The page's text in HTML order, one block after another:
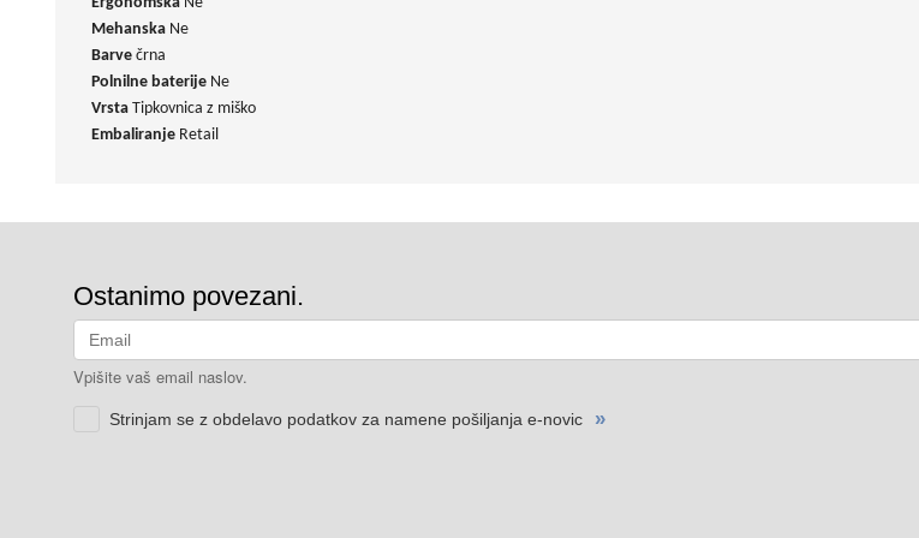
Mehanska Ne
Barve črna
Polnilne baterije Ne
Vrsta Tipkovnica z miško
Embaliranje Retail